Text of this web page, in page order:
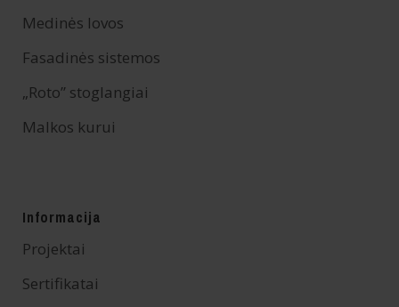
Medinės lovos
Fasadinės sistemos
„Roto” stoglangiai
Malkos kurui
Informacija
Projektai
Sertifikatai